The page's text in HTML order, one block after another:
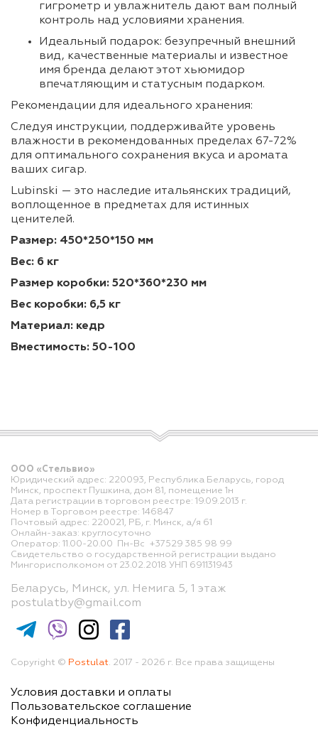
гигрометр и увлажнитель дают вам полный
контроль над условиями хранения.
Идеальный подарок: безупречный внешний
вид, качественные материалы и известное
имя бренда делают этот хьюмидор
впечатляющим и статусным подарком.
Рекомендации для идеального хранения:
Следуя инструкции, поддерживайте уровень
влажности в рекомендованных пределах 67-72%
для оптимального сохранения вкуса и аромата
ваших сигар.
Lubinski — это наследие итальянских традиций,
воплощенное в предметах для истинных
ценителей.
Размер: 450*250*150 мм
Вес: 6 кг
Размер коробки: 520*360*230 мм
Вес коробки: 6,5 кг
Материал: кедр
Вместимость: 50-100
ООО «Стельвио»
Юридический адрес: 220093, Республика Беларусь, город
Минск, проспект Пушкина, дом 81, помещение 1н
Дата регистрации в торговом реестре: 19.09.2013 г.
Номер в Торговом реестре: 146847
Почтовый адрес: 220021, РБ, г. Минск, а/я 61
Онлайн-заказ: круглосуточно
Оператор: 11.00-20.00 Пн-Вс +37529 385 98 99
Свидетельство о государственной регистрации выдано
Мингорисполкомом от 23.02.2018 УНП 691131943
Беларусь, Минск, ул. Немига 5, 1 этаж
postulatby@gmail.com
Copyright © Postulat. 2017 - 2026 г. Все права защищены
Условия доставки и оплаты
Пользовательское соглашение
Конфиденциальность